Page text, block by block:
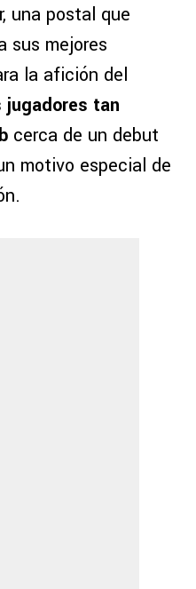
una postal que
sus mejores
la afición del
jugadores tan
cerca de un debut
motivo especial de